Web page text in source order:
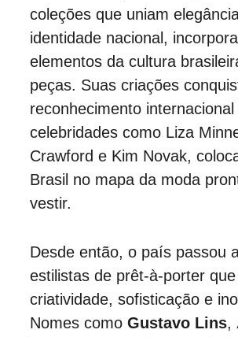
coleções que uniam
identidade nacional,
elementos da cultura
peças. Suas criações
reconhecimento
celebridades como Liza
Crawford e Kim Novak,
Brasil no mapa da moda
vestir.
Desde então, o país passou
estilistas de prêt-à-porter
criatividade, sofisticação e
Nomes como Gustavo Lins,